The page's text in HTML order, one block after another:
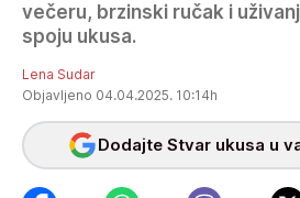
večeru, brzinski ručak i
spoju ukusa.
Lena Sudar
Objavljeno 04.04.2025. 10:14h
Dodajte Stvar ukusa u